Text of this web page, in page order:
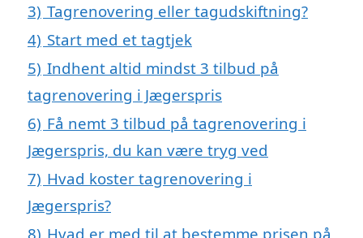
3) Tagrenovering eller tagudskiftning?
4) Start med et tagtjek
5) Indhent altid mindst 3 tilbud på
tagrenovering i Jægerspris
6) Få nemt 3 tilbud på tagrenovering i
Jægerspris, du kan være tryg ved
7) Hvad koster tagrenovering i
Jægerspris?
8) Hvad er med til at bestemme prisen på